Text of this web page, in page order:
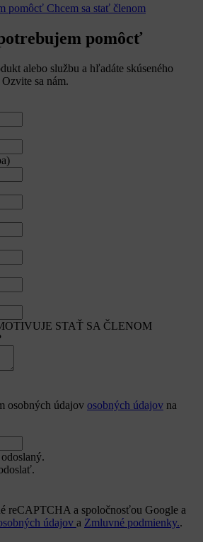
pomôcť Chcem sa stať členom
pomôcť
alebo službu a hľadáte skúseného
sa nám.
STAŤ SA ČLENOM
osobných údajov osobných údajov na
reCAPTCHA a spoločnosťou Google a
údajov a Zmluvné podmienky..